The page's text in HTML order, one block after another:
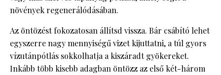
növények regenerálódásában.
Az öntözést fokozatosan állítsd vissza. Bár csábító lehet
egyszerre nagy mennyiségű vizet kijuttatni, a túl gyors
vízutánpótlás sokkolhatja a kiszáradt gyökereket.
Inkább több kisebb adagban öntözz az első két-három